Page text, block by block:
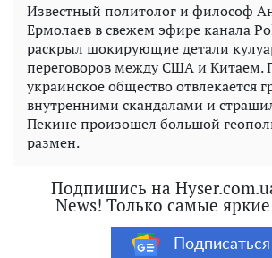
Известный политолог и философ
Ермолаев в свежем эфире канала
раскрыл шокирующие детали
переговоров между США и Китаем.
украинское общество отвлекается
внутренними скандалами и
Пекине произошел большой
размен.
Подпишись на
News! Только самые
Подписаться